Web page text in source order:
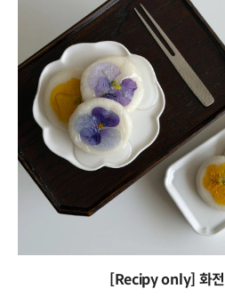
[Recipy only] 화전